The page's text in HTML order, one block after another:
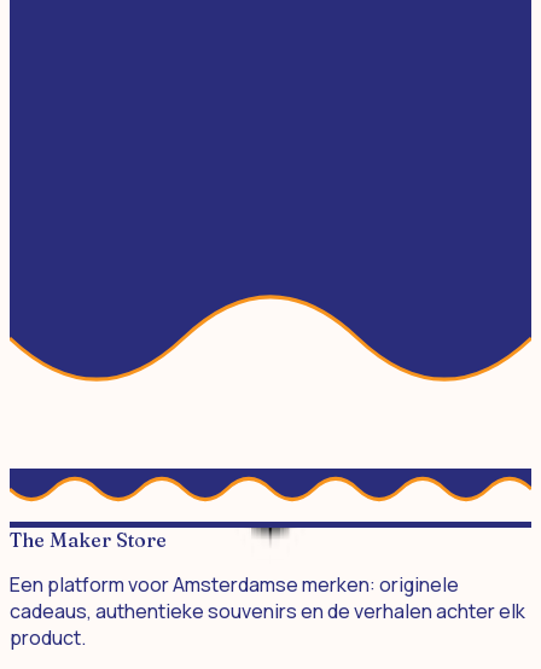
The Maker Store
Een platform voor Amsterdamse merken: originele
cadeaus, authentieke souvenirs en de verhalen achter elk
product.